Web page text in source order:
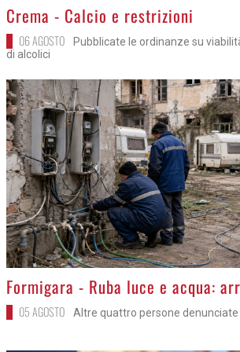
>
Crema - Calcio e restrizioni
06 AGOSTO
Pubblicate le ordinanze su
di alcolici
>
Formigara - Ruba luce e acqua:
05 AGOSTO Altre quattro persone